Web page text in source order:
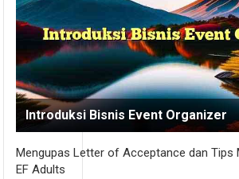
Introduksi Bisnis Event Organizer
Mengupas Letter of Acceptance dan Tips
EF Adults